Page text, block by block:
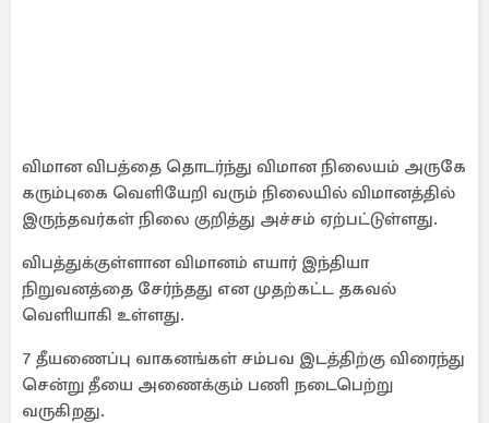
விமான விபத்தை தொடர்ந்து விமான நிலையம் அருகே
கரும்புகை வெளியேறி வரும் நிலையில் விமானத்தில்
இருந்தவர்கள் நிலை குறித்து அச்சம் ஏற்பட்டுள்ளது.
விபத்துக்குள்ளான விமானம் எயார் இந்தியா
நிறுவனத்தை சேர்ந்தது என முதற்கட்ட தகவல்
வெளியாகி உள்ளது.
7 தீயணைப்பு வாகனங்கள் சம்பவ இடத்திற்கு விரைந்து
சென்று தீயை அணைக்கும் பணி நடைபெற்று
வருகிறது.